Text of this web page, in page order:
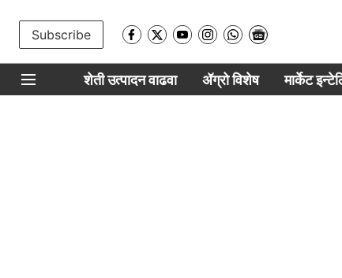
Subscribe
शेती उत्पादन वाढवा ॲग्रो विशेष मार्केट